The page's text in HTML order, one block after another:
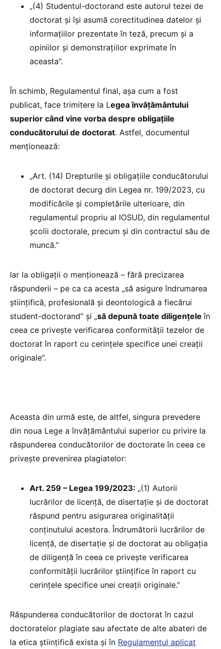
„(4) Studentul-doctorand este autorul tezei de
doctorat și își asumă corectitudinea datelor și
informațiilor prezentate în teză, precum și a
opiniilor și demonstrațiilor exprimate în
aceasta”.
În schimb, Regulamentul final, așa cum a fost
publicat, face trimitere la Legea învățământului
superior când vine vorba despre obligațiile
conducătorului de doctorat. Astfel, documentul
menționează:
„Art. (14) Drepturile și obligațiile conducătorului
de doctorat decurg din Legea nr. 199/2023, cu
modificările și completările ulterioare, din
regulamentul propriu al IOSUD, din regulamentul
școlii doctorale, precum și din contractul său de
muncă.”
Iar la obligații o menționează – fără precizarea
răspunderii – pe ca ca acesta „să asigure îndrumarea
științifică, profesională și deontologică a fiecărui
student-doctorand” și „să depună toate diligențeleîn
ceea ce privește verificarea conformității tezelor de
doctorat în raport cu cerințele specifice unei creații
originale”.
Aceasta din urmă este, de altfel, singura prevedere
din noua Lege a învățământului superior cu privire la
răspunderea conducătorilor de doctorate în ceea ce
privește prevenirea plagiatelor:
Art. 259 – Legea 199/2023: „(1) Autorii
lucrărilor de licență, de disertație și de doctorat
răspund pentru asigurarea originalității
conținutului acestora. Îndrumătorii lucrărilor de
licență, de disertație și de doctorat au obligația
de diligență în ceea ce privește verificarea
conformității lucrărilor științifice în raport cu
cerințele specifice unei creații originale.”
Răspunderea conducătorilor de doctorat în cazul
doctoratelor plagiate sau afectate de alte abateri de
la etica științifică exista și în Regulamentul aplicat